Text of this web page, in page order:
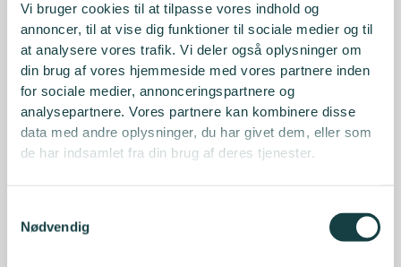
Vi bruger cookies til at tilpasse vores indhold og
annoncer, til at vise dig funktioner til sociale medier og til
at analysere vores trafik. Vi deler også oplysninger om
din brug af vores hjemmeside med vores partnere inden
for sociale medier, annonceringspartnere og
analysepartnere. Vores partnere kan kombinere disse
data med andre oplysninger, du har givet dem, eller som
de har indsamlet fra din brug af deres tjenester.
Nødvendig